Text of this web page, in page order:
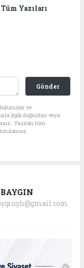
Yazıları
Gönder
ve
ilgili doğrudan veya
Yazılan tüm